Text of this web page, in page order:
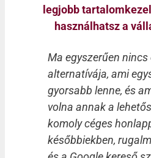
legjobb
használhatsz a
Ma egyszerűen nincs
alternatívája, ami
gyorsabb lenne, és
volna annak a
komoly céges
későbbiekben,